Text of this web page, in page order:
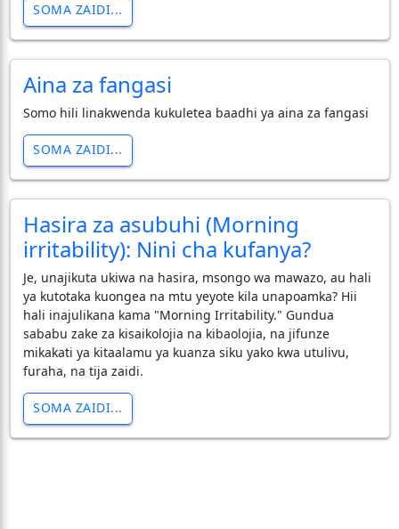
SOMA ZAIDI...
Aina za fangasi
Somo hili linakwenda kukuletea baadhi ya aina za fangasi
SOMA ZAIDI...
Hasira za asubuhi (Morning
irritability): Nini cha kufanya?
​Je, unajikuta ukiwa na hasira, msongo wa mawazo, au hali
ya kutotaka kuongea na mtu yeyote kila unapoamka? Hii
hali inajulikana kama "Morning Irritability." Gundua
sababu zake za kisaikolojia na kibaolojia, na jifunze
mikakati ya kitaalamu ya kuanza siku yako kwa utulivu,
furaha, na tija zaidi.
SOMA ZAIDI...